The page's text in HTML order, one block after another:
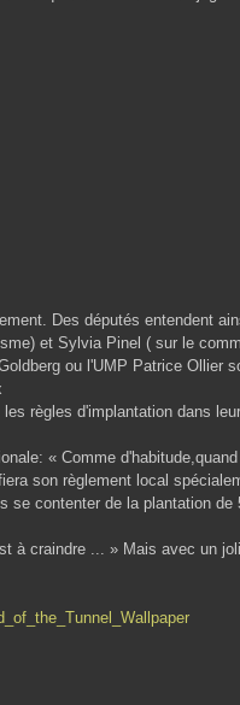
Des députés entendent
et Sylvia Pinel ( sur le
ou l'UMP Patrice Ollier
règles d'implantation dans
« Comme
son règlement local
contenter de la plantation de
à craindre ... » Mais avec un